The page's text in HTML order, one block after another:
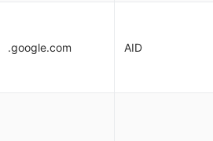
.google.com AID